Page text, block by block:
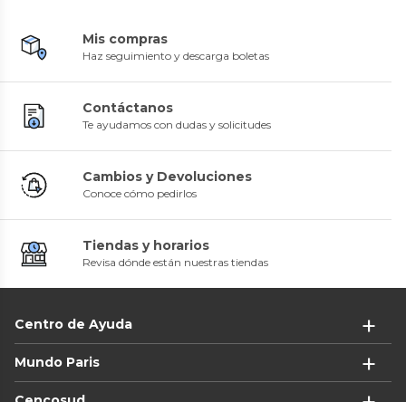
Mis compras
Haz seguimiento y descarga boletas
Contáctanos
Te ayudamos con dudas y solicitudes
Cambios y Devoluciones
Conoce cómo pedirlos
Tiendas y horarios
Revisa dónde están nuestras tiendas
Centro de Ayuda
Mundo Paris